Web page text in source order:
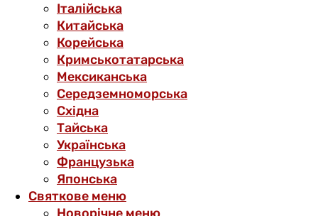
Італійська
Китайська
Корейська
Кримськотатарська
Мексиканська
Середземноморська
Східна
Тайська
Українська
Французька
Японська
Святкове меню